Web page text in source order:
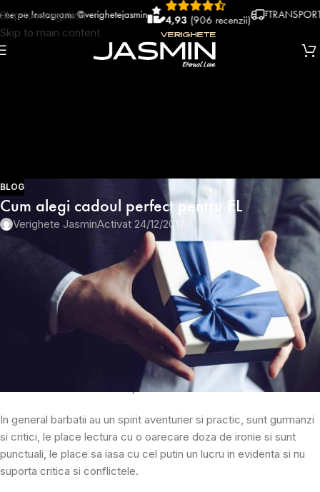
Skip to navigation
Skip to main content
@verighetejasmin 4,93(906 recenzii) TRANSPORT
BLOG
Cum alegi cadoul perfect pentru EL
Verighete JasminActivat 24/12/2017
Fie ca e o sarbatoare speciala, fie ca vrei pur si simplu sa ii faci o
surpriza, totusi mai stai pe ganduri cand vine vorba despre
cadou iubitului tau . Il cunosti foarte
bine, dar ca majoritatea barbatilor, e suficient de mofturos, lucru
care iti da ceva batai de cap.
In general barbatii au un spirit aventurier si practic, sunt gurmanzi
si critici, le place lectura cu o oarecare doza de ironie si sunt
punctuali, le place sa iasa cu cel putin un lucru in evidenta si nu
suporta critica si conflictele.